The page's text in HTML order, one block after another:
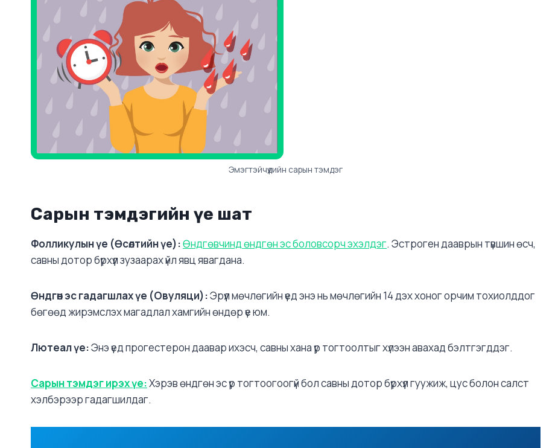
Эмэгтэйчүүдийн сарын тэмдэг
Сарын тэмдэгийн үе шат
Фолликулын үе (Өсөлтийн үе):Өндгөвчинд өндгөн эс боловсорч эхэлдэг. Эстроген дааврын түвшин өсч,
савны дотор бүрхүүл зузаарах үйл явц явагдана.
Өндгөн эс гадагшлах үе (Овуляци):Эрүүл мөчлөгийн үед энэ нь мөчлөгийн 14 дэх хоног орчим тохиолддог
бөгөөд жирэмслэх магадлал хамгийн өндөр үе юм.
Лютеал үе:Энэ үед прогестерон даавар ихэсч, савны хана үр тогтоолтыг хүлээн авахад бэлтгэгддэг.
Сарын тэмдэг ирэх үе:Хэрэв өндгөн эс үр тогтоогоогүй бол савны дотор бүрхүүл гуужиж, цус болон салст
хэлбэрээр гадагшилдаг.